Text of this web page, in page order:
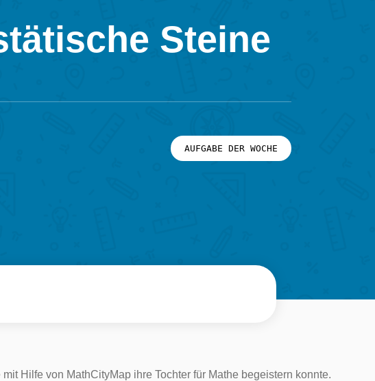
Steine
AUFGABE DER WOCHE
Hilfe von MathCityMap ihre Tochter für Mathe begeistern konnte.